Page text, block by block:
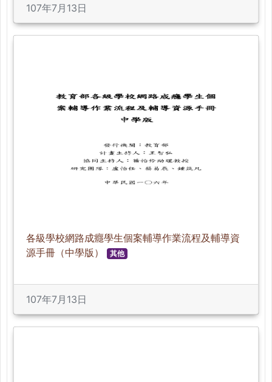
107年7月13日
各級學校網路成癮學生個案輔導作業流程及輔導資
源手冊（中學版）
其他
107年7月13日